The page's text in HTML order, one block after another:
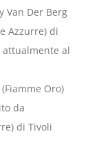
Van Der Berg
Azzurre) di
attualmente al
Oro)
da
di Tivoli